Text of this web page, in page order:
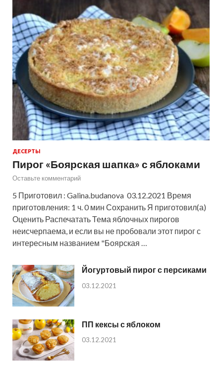
ДЕСЕРТЫ
Пирог «Боярская шапка» с яблоками
Оставьте комментарий
5 Приготовил : Galina.budanova 03.12.2021 Время
приготовления: 1 ч. 0 мин Сохранить Я приготовил(а)
Оценить Распечатать Тема яблочных пирогов
неисчерпаема, и если вы не пробовали этот пирог с
интересным названием "Боярская …
Йогуртовый пирог с персиками
03.12.2021
ПП кексы с яблоком
03.12.2021